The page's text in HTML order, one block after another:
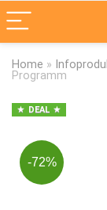
Home »
Programm
DEAL
-72%